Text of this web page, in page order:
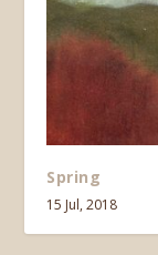
Spring
15 Jul, 2018